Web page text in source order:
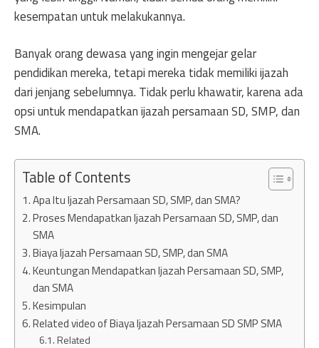
kesempatan untuk melakukannya.
Banyak orang dewasa yang ingin mengejar gelar
pendidikan mereka, tetapi mereka tidak memiliki ijazah
dari jenjang sebelumnya. Tidak perlu khawatir, karena ada
opsi untuk mendapatkan ijazah persamaan SD, SMP, dan
SMA.
Table of Contents
Apa Itu Ijazah Persamaan SD, SMP, dan SMA?
Proses Mendapatkan Ijazah Persamaan SD, SMP, dan
SMA
Biaya Ijazah Persamaan SD, SMP, dan SMA
Keuntungan Mendapatkan Ijazah Persamaan SD, SMP,
dan SMA
Kesimpulan
Related video of Biaya Ijazah Persamaan SD SMP SMA
Related